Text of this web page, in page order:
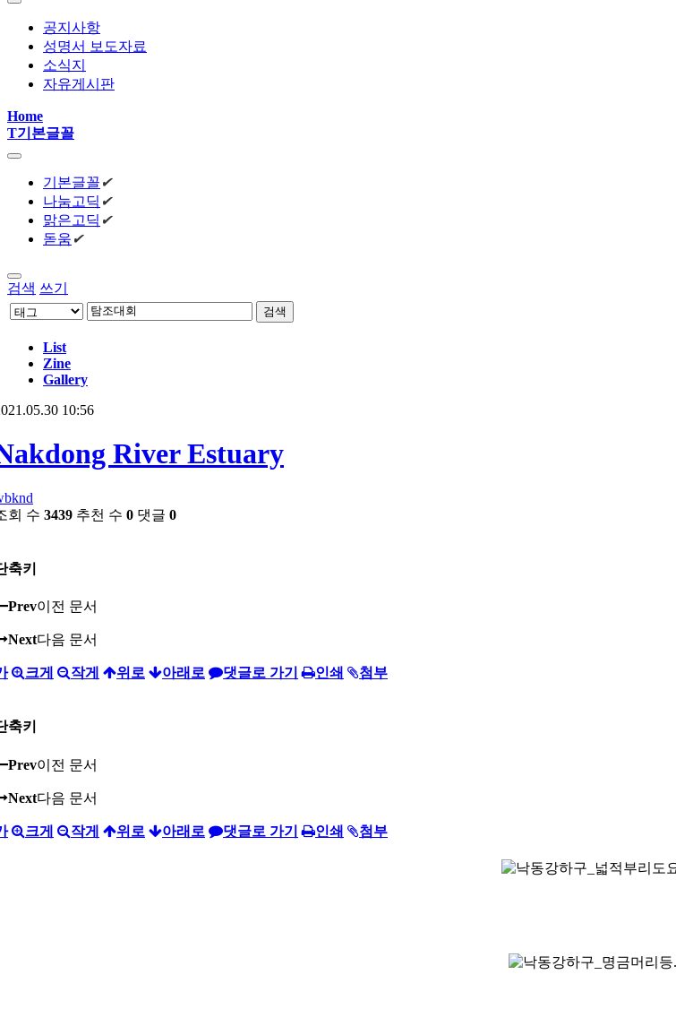
공지사항
성명서 보도자료
소식지
자유게시판
Home
T기본글꼴
기본글꼴 ✔
나눔고딕 ✔
맑은고딕 ✔
돋움 ✔
검색 쓰기
검색
List
Zine
Gallery
10:56
River Estuary
회 수 3439 추천 수 0 댓글 0
축키
Prev이전 문서
Next다음 문서
크게 작게 위로 아래로 댓글로 가기 인쇄 첨부
축키
Prev이전 문서
Next다음 문서
크게 작게 위로 아래로 댓글로 가기 인쇄 첨부